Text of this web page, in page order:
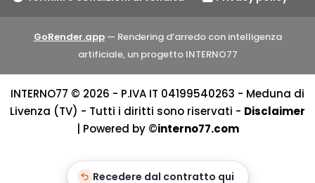
GoRender.app— Rendering d’arredo con intelligenza
artificiale, un progetto INTERNO77
INTERNO77 © 2026 - P.IVA IT 04199540263 - Meduna di
Livenza (TV) - Tutti i diritti sono riservati - Disclaimer
| Powered by ©interno77.com
Recedere dal contratto qui